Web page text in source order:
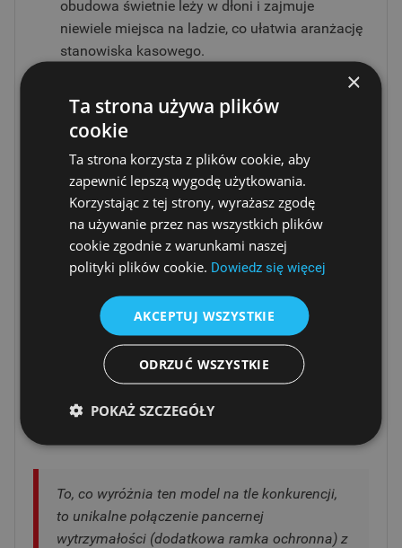
obudowa świetnie leży w dłoni i zajmuje
niewiele miejsca na ladzie, co ułatwia aranżację
stanowiska kasowego.
konstrukcja oraz specjalna ramka wokół
wyświetlacza chronią urządzenie przed
uszkodzeniami i zarysowaniami.
Wygoda klienta– powiększone, czytelne
klawisze ułatwiają bezbłędne wprowadzanie
kodu PIN, co skraca czas obsługi przy kasie.
Prosta integracja– szybkie i bezproblemowe
fiskalnymi i terminalami poprzez port szeregowy
lub USB.
Bezpieczeństwo transakcji– możliwość
zastosowania opcjonalnej osłony klawiatury
(privacy shield) zapewnia klientom dyskrecję
To, co wyróżnia ten model na tle konkurencji,
to unikalne połączenie pancernej
wytrzymałości (dodatkowa ramka ochronna) z
×
Ta strona używa plików
cookie
Ta strona korzysta z plików cookie, aby
zapewnić lepszą wygodę użytkowania.
Korzystając z tej strony, wyrażasz zgodę
na używanie przez nas wszystkich plików
cookie zgodnie z warunkami naszej
polityki plików cookie. Dowiedz się więcej
AKCEPTUJ WSZYSTKIE
ODRZUĆ WSZYSTKIE
POKAŻ SZCZEGÓŁY